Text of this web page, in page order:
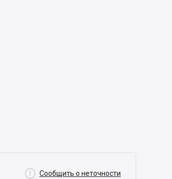
 Сообщить о неточности